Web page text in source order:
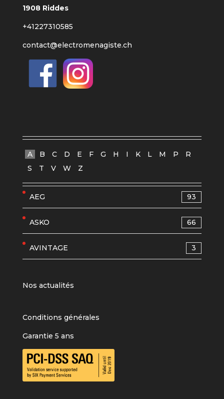
1908 Riddes
+41227310585
contact@electromenagiste.ch
A B C D E F G H I K L M P
R
S
T V W Z
AEG 93
ASKO 66
AVINTAGE 3
Nos actualités
Conditions générales
Garantie 5 ans